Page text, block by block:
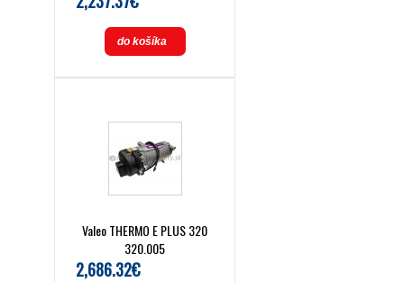
do košíka
Valeo THERMO E PLUS 320
320.005
2,686.32€